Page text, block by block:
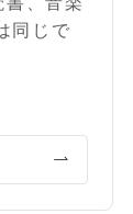
同じで